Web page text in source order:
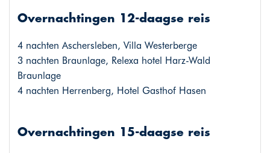
Overnachtingen 12-daagse reis
4 nachten Aschersleben, Villa Westerberge
3 nachten Braunlage, Relexa hotel Harz-Wald
Braunlage
4 nachten Herrenberg, Hotel Gasthof Hasen
Overnachtingen 15-daagse reis